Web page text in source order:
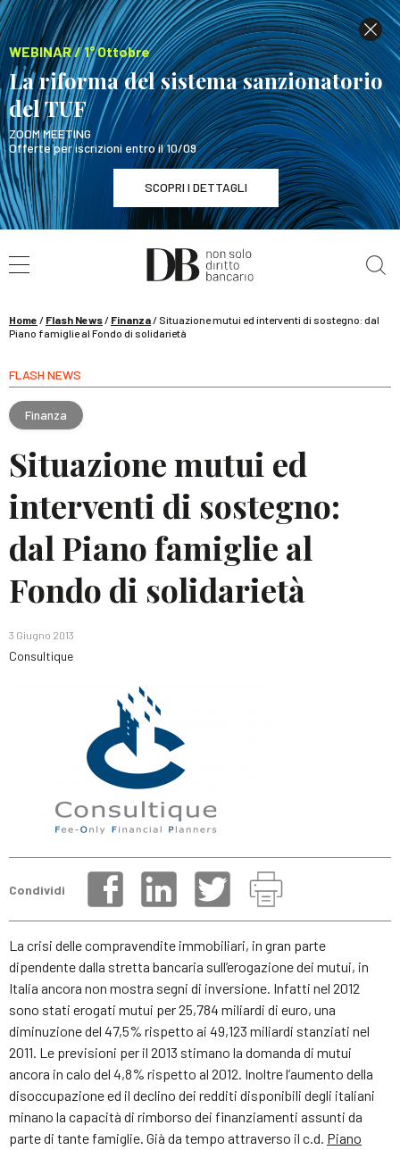
WEBINAR / 1° Ottobre
La riforma del sistema sanzionatorio
del TUF
ZOOM MEETING
Offerte per iscrizioni entro il 10/09
SCOPRI I DETTAGLI
WEBINAR / 1° Ottobre
La riforma del sistema sanzionatorio del TUF
Home / Flash News/ Finanza/ Situazione mutui ed interventi di sostegno: dal
Piano famiglie al Fondo di solidarietà
FLASH NEWS
Finanza
Situazione mutui ed
interventi di sostegno:
dal Piano famiglie al
Fondo di solidarietà
3 Giugno 2013
Consultique
Condividi
La crisi delle compravendite immobiliari, in gran parte
dipendente dalla stretta bancaria sull’erogazione dei mutui, in
Italia ancora non mostra segni di inversione. Infatti nel 2012
sono stati erogati mutui per 25,784 miliardi di euro, una
diminuzione del 47,5% rispetto ai 49,123 miliardi stanziati nel
2011. Le previsioni per il 2013 stimano la domanda di mutui
ancora in calo del 4,8% rispetto al 2012. Inoltre l’aumento della
disoccupazione ed il declino dei redditi disponibili degli italiani
minano la capacità di rimborso dei finanziamenti assunti da
parte di tante famiglie. Già da tempo attraverso il c.d. Piano